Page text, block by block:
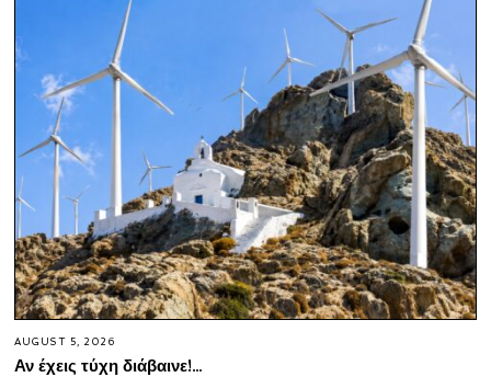
AUGUST 5, 2026
Αν έχεις τύχη διάβαινε!…